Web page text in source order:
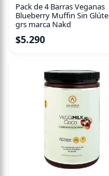
Ingredientes
Vinagre, Semilla de
no sabes cual es la
contra indicaciones,
especialistas se
Pack de 4 Barras Veganas
Blueberry Muffin Sin
grs marca Nakd
$5.290